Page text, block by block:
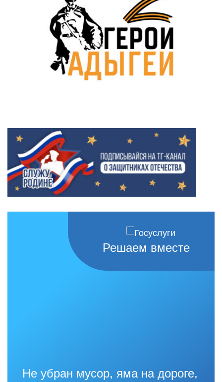
Решаем вместе
Не убран мусор, яма на дороге,